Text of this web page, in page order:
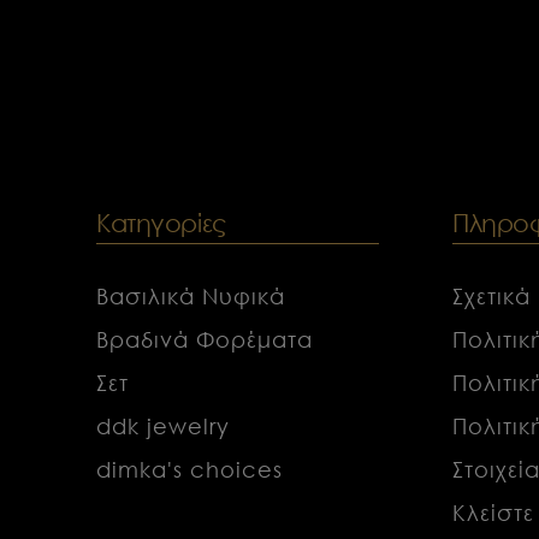
Κατηγορίες
Βασιλικά Νυφικά
Βραδινά Φορέματα
Σετ
ddk jewelry
dimka's choices